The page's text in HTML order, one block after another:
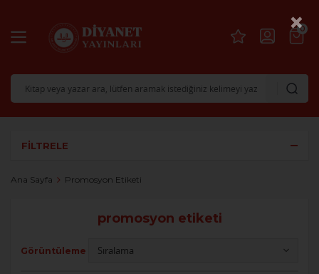
0
FILTRELE
Ana Sayfa Promosyon Etiketi
promosyon etiketi
Görüntüleme
×